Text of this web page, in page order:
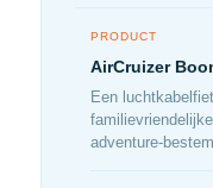
PRODUCT
AirCruizer
Een
adventure-